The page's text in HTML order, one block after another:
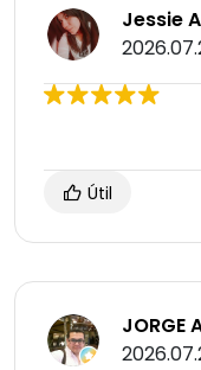
Jessie
Útil
JORGE